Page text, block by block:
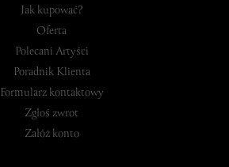
Jak kupować?
Oferta
Polecani Artyści
Poradnik Klienta
Formularz kontaktowy
Zgłoś zwrot
Załóż konto